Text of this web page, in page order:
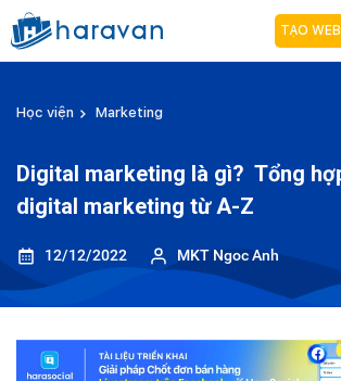
TẠO
Học viện Marketing
Digital marketing là gì? Tổng
digital marketing từ A-Z
12/12/2022 MKT Ngoc Anh